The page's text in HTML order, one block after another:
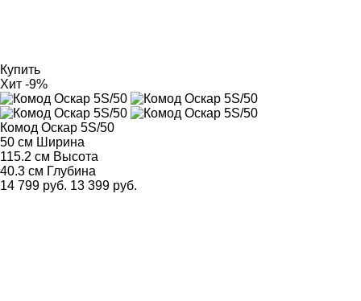
Купить
Хит -9%
Комод Оскар 5S/50
50 см Ширина
115.2 см Высота
40.3 см Глубина
14 799 руб. 13 399 руб.